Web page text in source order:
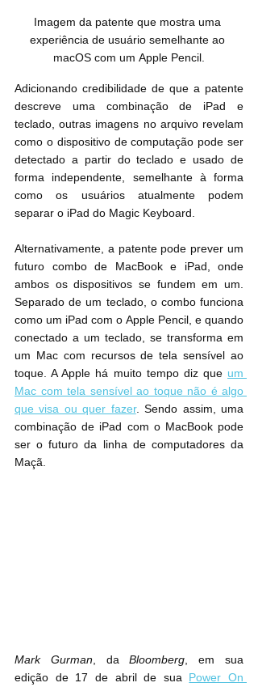
Imagem da patente que mostra uma
experiência de usuário semelhante ao
macOS com um ‌Apple Pencil‌.
Adicionando credibilidade de que a patente
descreve uma combinação de ‌iPad‌ e
teclado, outras imagens no arquivo revelam
como o dispositivo de computação pode ser
detectado a partir do teclado e usado de
forma independente, semelhante à forma
como os usuários atualmente podem
separar o ‌iPad‌ do Magic Keyboard.
Alternativamente, a patente pode prever um
futuro combo de MacBook e ‌iPad‌, onde
ambos os dispositivos se fundem em um.
Separado de um teclado, o combo funciona
como um ‌iPad‌ com o ‌Apple Pencil‌, e quando
conectado a um teclado, se transforma em
um Mac com recursos de tela sensível ao
toque. A Apple há muito tempo diz que um
Mac com tela sensível ao toque não é algo
que visa ou quer fazer. Sendo assim, uma
combinação de ‌iPad‌ com o MacBook pode
ser o futuro da linha de computadores da
Maçã.
Mark Gurman, da Bloomberg , em sua
edição de 17 de abril de sua Power On